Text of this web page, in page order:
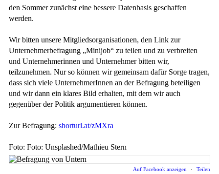
den Sommer zunächst eine bessere Datenbasis geschaffen
werden.
Wir bitten unsere Mitgliedsorganisationen, den Link zur
Unternehmerbefragung „Minijob“ zu teilen und zu verbreiten
und Unternehmerinnen und Unternehmer bitten wir,
teilzunehmen. Nur so können wir gemeinsam dafür Sorge tragen,
dass sich viele UnternehmerInnen an der Befragung beteiligen
und wir dann ein klares Bild erhalten, mit dem wir auch
gegenüber der Politik argumentieren können.
Zur Befragung: shorturl.at/zMXra
Foto: Foto: Unsplashed/Mathieu Stern
Auf Facebook anzeigen · Teilen